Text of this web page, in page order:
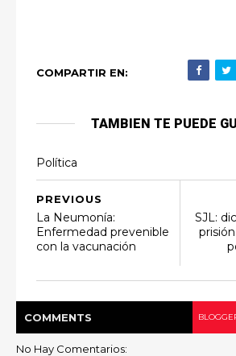
COMPARTIR EN:
TAMBIEN TE PUEDE
Política
SJL:
PREVIOUS
La Neumonía:
Enfermedad prevenible
con la vacunación
COMMENTS
No Hay Comentarios: